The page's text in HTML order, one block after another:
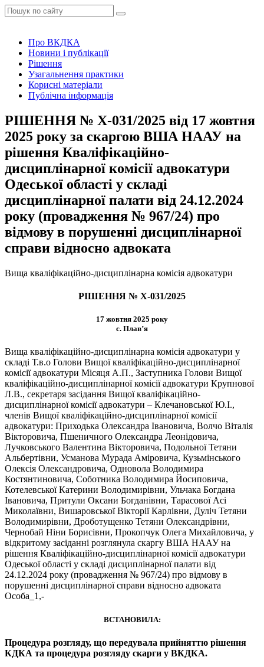
Про ВКДКА
Новини і публікації
Рішення
Узагальнення практики
Корисні матеріали
Публічна інформація
РІШЕННЯ № Х-031/2025 від 17 жовтня
2025 року за скаргою ВША НААУ на
рішення Кваліфікаційно-
дисциплінарної комісії адвокатури
Одеської області у складі
дисциплінарної палати від 24.12.2024
року (провадження № 967/24) про
відмову в порушенні дисциплінарної
справи відносно адвоката
Вища кваліфікаційно-дисциплінарна комісія адвокатури
РІШЕННЯ № Х-031/2025
17 жовтня 2025 року
с. Плав’я
Вища кваліфікаційно-дисциплінарна комісія адвокатури у
складі Т.в.о Голови Вищої кваліфікаційно-дисциплінарної
комісії адвокатури Місяця А.П., Заступника Голови Вищої
кваліфікаційно-дисциплінарної комісії адвокатури Крупнової
Л.В., секретаря засідання Вищої кваліфікаційно-
дисциплінарної комісії адвокатури – Клечановської Ю.І.,
членів Вищої кваліфікаційно-дисциплінарної комісії
адвокатури: Приходька Олександра Івановича, Волчо Віталія
Вікторовича, Пшеничного Олександра Леонідовича,
Лучковського Валентина Вікторовича, Подольної Тетяни
Альбертівни, Усманова Мурада Аміровича, Кузьмінського
Олексія Олександровича, Одновола Володимира
Костянтиновича, Соботника Володимира Йосиповича,
Котелевської Катерини Володимирівни, Ульчака Богдана
Івановича, Притули Оксани Богданівни, Тарасової Асі
Миколаївни, Вишаровської Вікторії Карлівни, Дуліч Тетяни
Володимирівни, Дроботущенко Тетяни Олександрівни,
Чернобай Ніни Борисівни, Прокопчук Олега Михайловича, у
відкритому засіданні розглянула скаргу ВША НААУ на
рішення Кваліфікаційно-дисциплінарної комісії адвокатури
Одеської області у складі дисциплінарної палати від
24.12.2024 року (провадження № 967/24) про відмову в
порушенні дисциплінарної справи відносно адвоката
Особа_1,-
ВСТАНОВИЛА:
Процедура розгляду, що передувала прийняттю рішення
КДКА та процедура розгляду скарги у ВКДКА.